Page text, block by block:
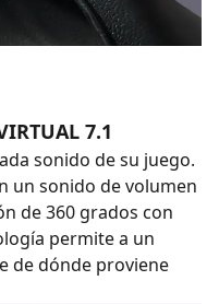
7.1
sonido de su juego.
un sonido de volumen
de 360 grados con
permite a un
de dónde proviene